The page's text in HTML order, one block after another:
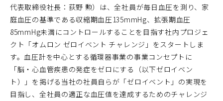
代表取締役社長：荻野 勲）は、全社員が毎日血圧を測り、家
庭血圧の基準である収縮期血圧135mmHg、拡張期血圧
85mmHg未満にコントロールすることを目指す社内プロジェ
クト「オムロン ゼロイベント チャレンジ」をスタートしま
す。血圧計を中心とする循環器事業の事業コンセプトに
「脳・心血管疾患の発症をゼロにする（以下ゼロイベン
ト）」を掲げる当社の社員自らが「ゼロイベント」の実現を
目指し、全社員の適正な血圧値を達成するためのチャレンジ